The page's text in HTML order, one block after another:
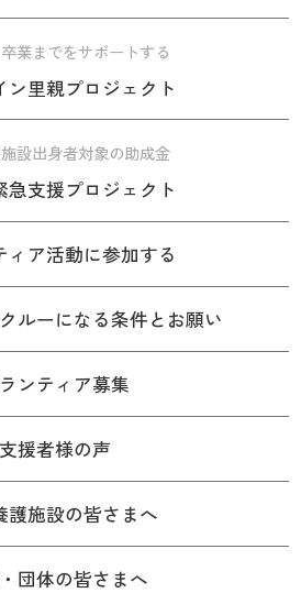
業までをサポートする
ン里親プロジェクト
設出身者対象の助成金
急支援プロジェクト
ィア活動に参加する
ルーになる条件とお願い
ンティア募集
支援者様の声
護施設の皆さまへ
団体の皆さまへ